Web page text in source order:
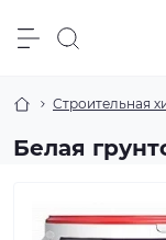
Строительная
Белая